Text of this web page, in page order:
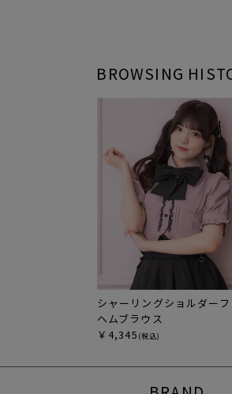
BROWSING
シャーリングショルダーフ
ヘムブラウス
￥4,345 (税込)